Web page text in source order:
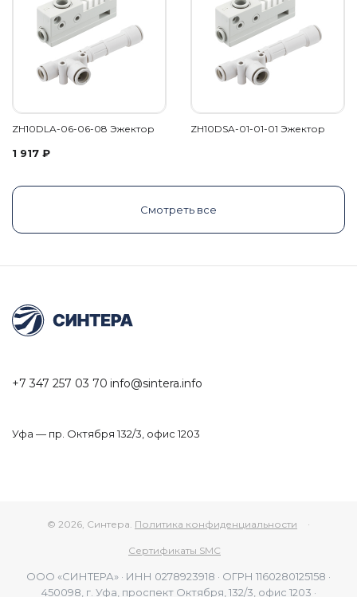
ZH10DLA-06-06-08 Эжектор
1 917 ₽
ZH10DSA-01-01-01 Эжектор
Смотреть все
+7 347 257 03 70 info@sintera.info
Уфа — пр. Октября 132/3, офис 1203
© 2026, Синтера. Политика конфиденциальности ·
Сертификаты SMC
ООО «СИНТЕРА» · ИНН 0278923918 · ОГРН 1160280125158 ·
450098, г. Уфа, проспект Октября, 132/3, офис 1203 ·